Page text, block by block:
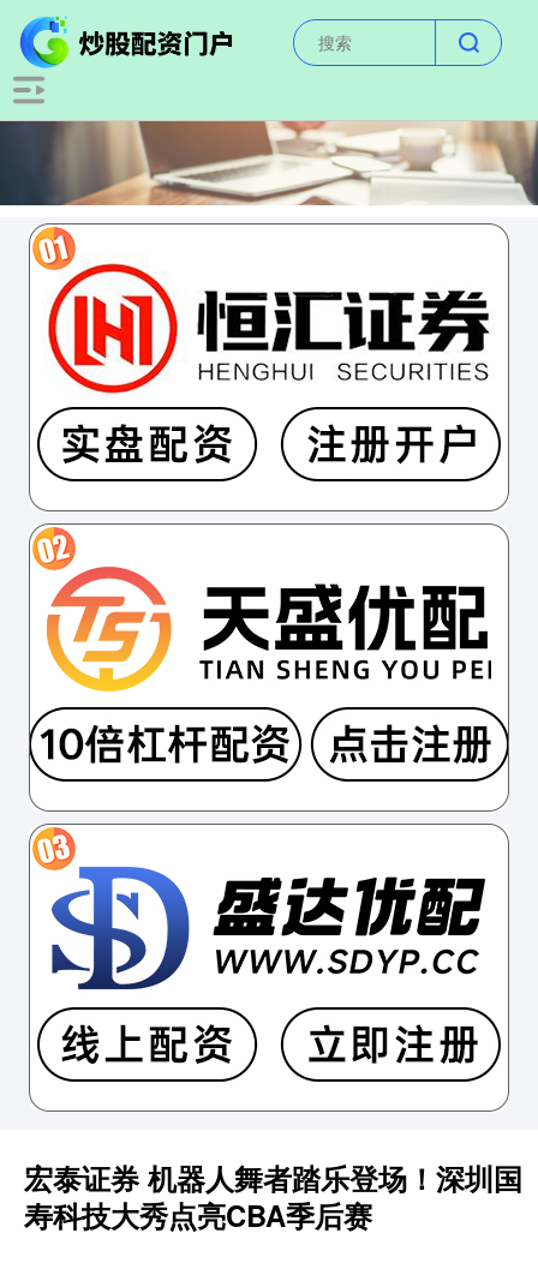
宏泰证券 机器人舞者踏乐登场！深圳国
寿科技大秀点亮CBA季后赛